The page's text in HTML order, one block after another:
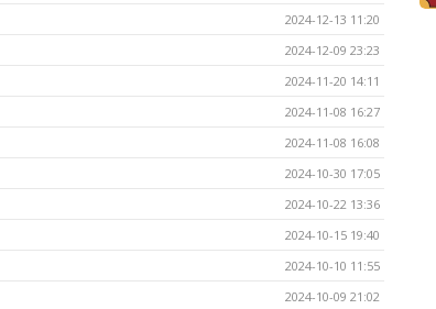
2024-12-13 11:20
2024-12-09 23:23
2024-11-20 14:11
2024-11-08 16:27
2024-11-08 16:08
2024-10-30 17:05
2024-10-22 13:36
2024-10-15 19:40
2024-10-10 11:55
2024-10-09 21:02